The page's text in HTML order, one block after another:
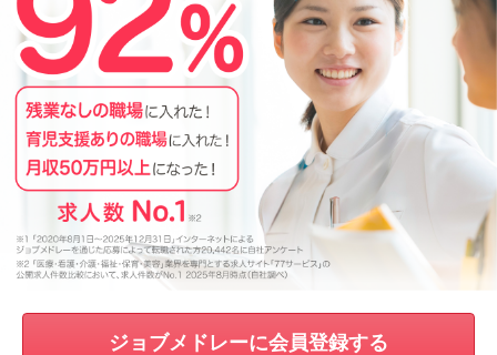
ジョブメドレーに会員登録する